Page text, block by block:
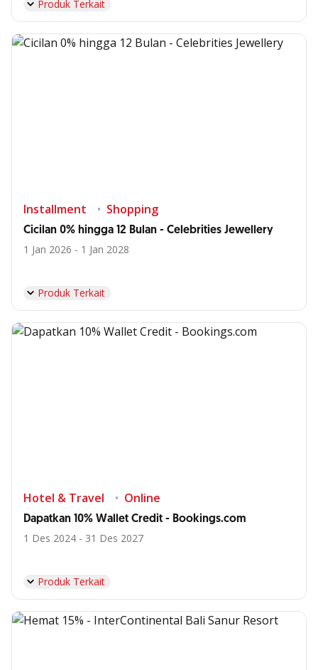
Produk Terkait
Installment Shopping
Cicilan 0% hingga 12 Bulan - Celebrities Jewellery
1 Jan 2026 - 1 Jan 2028
Produk Terkait
Hotel & Travel Online
Dapatkan 10% Wallet Credit - Bookings.com
1 Des 2024 - 31 Des 2027
Produk Terkait